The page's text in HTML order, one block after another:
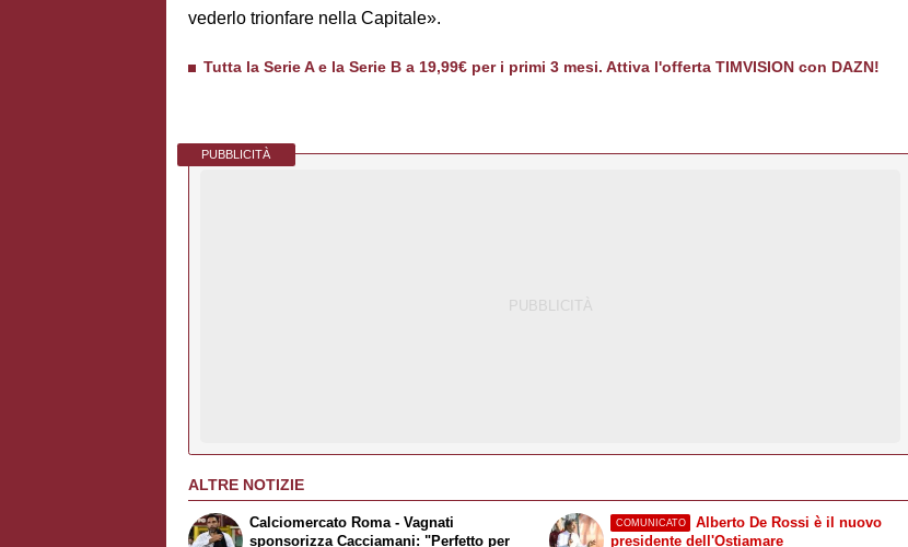
vederlo trionfare nella Capitale».
Tutta la Serie A e la Serie B a 19,99€ per i primi 3 mesi. Attiva l'offerta TIMVISION con DAZN!
PUBBLICITÀ
ALTRE NOTIZIE
Calciomercato Roma - Vagnati
sponsorizza Cacciamani: "Perfetto per
COMUNICATO
Alberto De Rossi è il nuovo
presidente dell'Ostiamare